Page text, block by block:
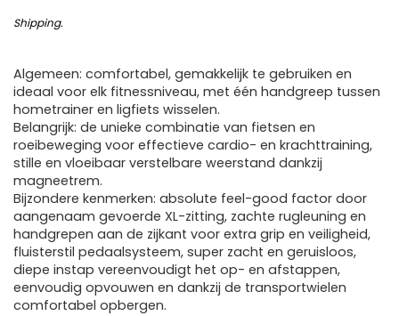
Shipping.
Algemeen: comfortabel, gemakkelijk te gebruiken en
ideaal voor elk fitnessniveau, met één handgreep tussen
hometrainer en ligfiets wisselen.
Belangrijk: de unieke combinatie van fietsen en
roeibeweging voor effectieve cardio- en krachttraining,
stille en vloeibaar verstelbare weerstand dankzij
magneetrem.
Bijzondere kenmerken: absolute feel-good factor door
aangenaam gevoerde XL-zitting, zachte rugleuning en
handgrepen aan de zijkant voor extra grip en veiligheid,
fluisterstil pedaalsysteem, super zacht en geruisloos,
diepe instap vereenvoudigt het op- en afstappen,
eenvoudig opvouwen en dankzij de transportwielen
comfortabel opbergen.